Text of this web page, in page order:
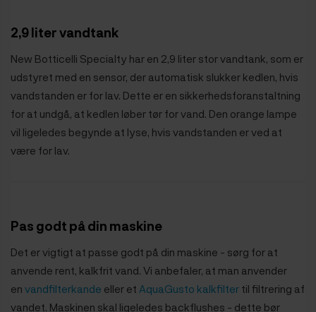
2,9 liter vandtank
New Botticelli Specialty har en 2,9 liter stor vandtank, som er
udstyret med en sensor, der automatisk slukker kedlen, hvis
vandstanden er for lav. Dette er en sikkerhedsforanstaltning
for at undgå, at kedlen løber tør for vand. Den orange lampe
vil ligeledes begynde at lyse, hvis vandstanden er ved at
være for lav.
Pas godt på din maskine
Det er vigtigt at passe godt på din maskine - sørg for at
anvende rent, kalkfrit vand. Vi anbefaler, at man anvender
en vandfilterkande eller et AquaGusto kalkfilter til filtrering af
vandet. Maskinen skal ligeledes backflushes - dette bør